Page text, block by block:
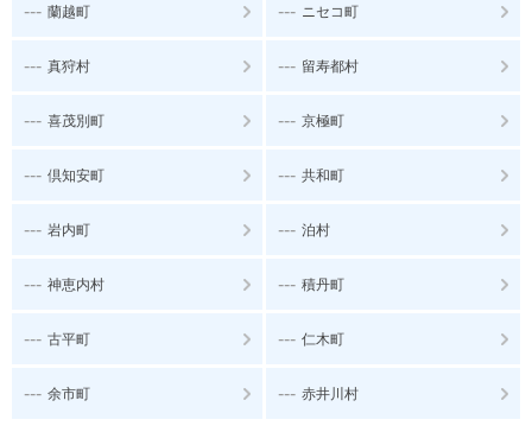
--- 蘭越町 --- ニセコ町
--- 真狩村 --- 留寿都村
--- 喜茂別町 --- 京極町
--- 倶知安町 --- 共和町
--- 岩内町 --- 泊村
--- 神恵内村 --- 積丹町
--- 古平町 --- 仁木町
--- 余市町 --- 赤井川村